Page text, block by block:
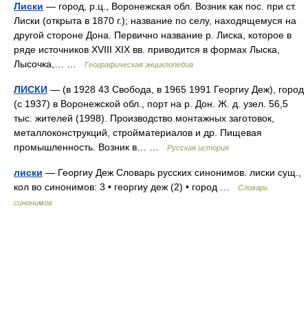
Лиски — город, р.ц., Воронежская обл. Возник как пос. при ст.
Лиски (открыта в 1870 г.); название по селу, находящемуся на
другой стороне Дона. Первично название р. Лиска, которое в
ряде источников XVIII XIX вв. приводится в формах Лыска,
Лысочка,… …
Географическая энциклопедия
ЛИСКИ — (в 1928 43 Свобода, в 1965 1991 Георгиу Деж), город
(с 1937) в Воронежской обл., порт на р. Дон. Ж. д. узел. 56,5
тыс. жителей (1998). Производство монтажных заготовок,
металлоконструкций, стройматериалов и др. Пищевая
промышленность. Возник в… …
Русская история
лиски — Георгиу Деж Словарь русских синонимов. лиски сущ.,
кол во синонимов: 3 • георгиу деж (2) • город …
Словарь
синонимов